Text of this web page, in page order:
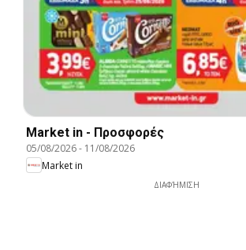
Market in - Προσφορές
05/08/2026- 11/08/2026
Market in
ΔΙΑΦΉΜΙΣΗ